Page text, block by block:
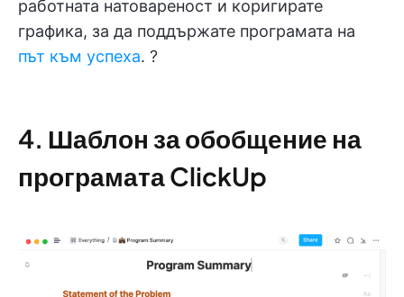
работната натовареност и коригирате
графика, за да поддържате програмата на
път към успеха. ?
4. Шаблон за обобщение на
програмата ClickUp